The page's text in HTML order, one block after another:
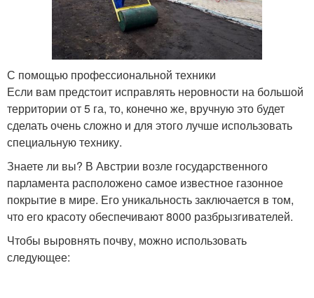
С помощью профессиональной техники
Если вам предстоит исправлять неровности на большой
территории от 5 га, то, конечно же, вручную это будет
сделать очень сложно и для этого лучше использовать
специальную технику.
Знаете ли вы? В Австрии возле государственного
парламента расположено самое известное газонное
покрытие в мире. Его уникальность заключается в том,
что его красоту обеспечивают 8000 разбрызгивателей.
Чтобы выровнять почву, можно использовать
следующее: